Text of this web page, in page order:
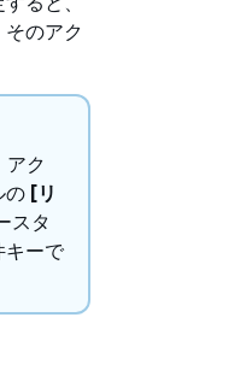
のアク
アク
の [リ
スタ
キーで